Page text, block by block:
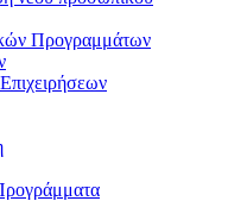
Προγραμμάτων